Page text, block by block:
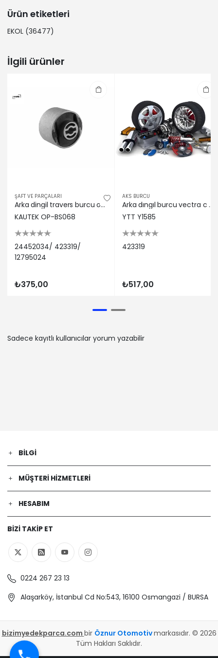
Ürün etiketleri
EKOL (36477)
İlgili ürünler
ŞAFT VE PARÇALARI
Arka dingil travers burcu opel vectra c 02> 24452034/ 423319/ 12795024
KAUTEK OP-BS068
24452034/ 423319/
12795024
₺375,00
AKS BURCU
Arka dıngıl burcu vectra c Ytt 423319
YTT Y1585
423319
₺517,00
Sadece kayıtlı kullanıcılar yorum yazabilir
BILGI
MÜŞTERI HIZMETLERI
HESABIM
BIZI TAKIP ET
0224 267 23 13
Alaşarköy, İstanbul Cd No:543, 16100 Osmangazi / BURSA
bizimyedekparca.com bir Öznur Otomotivmarkasıdır. © 2026
Tüm Hakları Saklıdır.